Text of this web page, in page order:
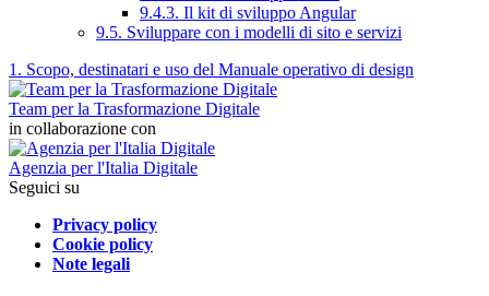
9.4.3. Il kit di sviluppo Angular
9.5. Sviluppare con i modelli di sito e servizi
1. Scopo, destinatari e uso del Manuale operativo di design
Team per la Trasformazione Digitale
in collaborazione con
Agenzia per l'Italia Digitale
Seguici su
Privacy policy
Cookie policy
Note legali